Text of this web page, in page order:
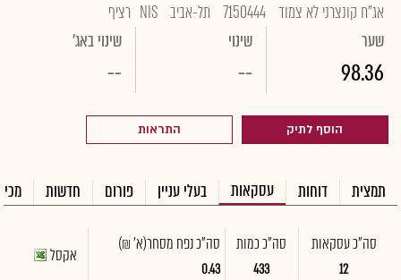
אג"ח קונצרני לא צמוד 7150444 תל-אביב NIS רציף
שער
98.36
שינוי
--
שינוי באג'
--
הוסף לתיק התראות
תמצית דוחות עסקאות בעלי עניין פורום חדשות
סה"כ עסקאות
12
סה"כ כמות
433
סה"כ נפח מסחר(א' ₪)
0.43
אקסל